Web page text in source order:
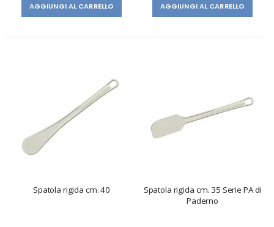
AGGIUNGI AL CARRELLO AGGIUNGI AL CARRELLO
Spatola rigida cm. 40
Spatola rigida cm. 35 Serie PA di
Paderno